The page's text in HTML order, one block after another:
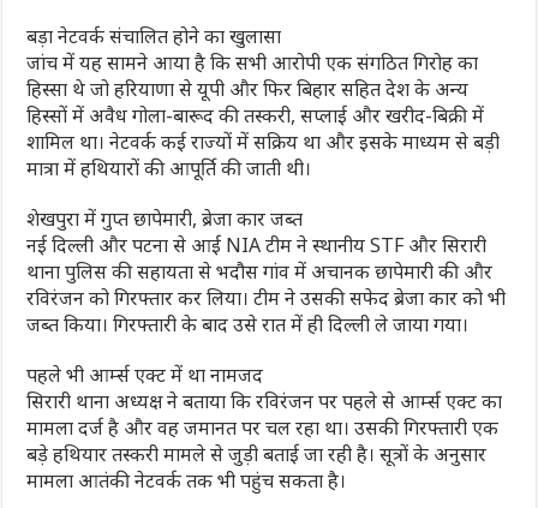
बड़ा नेटवर्क संचालित होने का खुलासा
जांच में यह सामने आया है कि सभी आरोपी एक संगठित गिरोह का
हिस्सा थे जो हरियाणा से यूपी और फिर बिहार सहित देश के अन्य
हिस्सों में अवैध गोला-बारूद की तस्करी, सप्लाई और खरीद-बिक्री में
शामिल था। नेटवर्क कई राज्यों में सक्रिय था और इसके माध्यम से बड़ी
मात्रा में हथियारों की आपूर्ति की जाती थी।
शेखपुरा में गुप्त छापेमारी, ब्रेजा कार जब्त
नई दिल्ली और पटना से आई NIA टीम ने स्थानीय STF और सिरारी
थाना पुलिस की सहायता से भदौस गांव में अचानक छापेमारी की और
रविरंजन को गिरफ्तार कर लिया। टीम ने उसकी सफेद ब्रेजा कार को भी
जब्त किया। गिरफ्तारी के बाद उसे रात में ही दिल्ली ले जाया गया।
पहले भी आर्म्स एक्ट में था नामजद
सिरारी थाना अध्यक्ष ने बताया कि रविरंजन पर पहले से आर्म्स एक्ट का
मामला दर्ज है और वह जमानत पर चल रहा था। उसकी गिरफ्तारी एक
बड़े हथियार तस्करी मामले से जुड़ी बताई जा रही है। सूत्रों के अनुसार
मामला आतंकी नेटवर्क तक भी पहुंच सकता है।